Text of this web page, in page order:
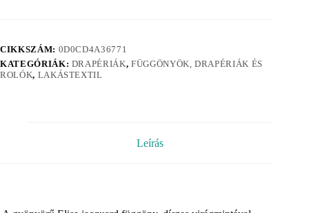
CIKKSZÁM: 0D0CD4A36771
KATEGÓRIÁK: DRAPÉRIÁK, FÜGGÖNYÖK, DRAPÉRIÁK ÉS
ROLÓK, LAKÁSTEXTIL
Leírás